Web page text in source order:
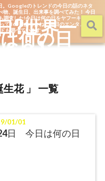
Googleのトレンドの今日の話のネタ
、誕生日、出来事を調べてみた！ 今日
査した!今日は何の日をヤフーキッズや
て365日あるよね。毎日のエンタメを
も調べています
?世界一
何の日
？】
花 」 一覧
01/01
日 今日は何の日